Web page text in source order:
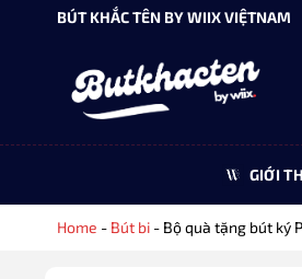
BÚT KHẮC TÊN BY WIIX VIỆTNAM
GIỚI
Home - Bút bi - Bộ quà tặng bút ký